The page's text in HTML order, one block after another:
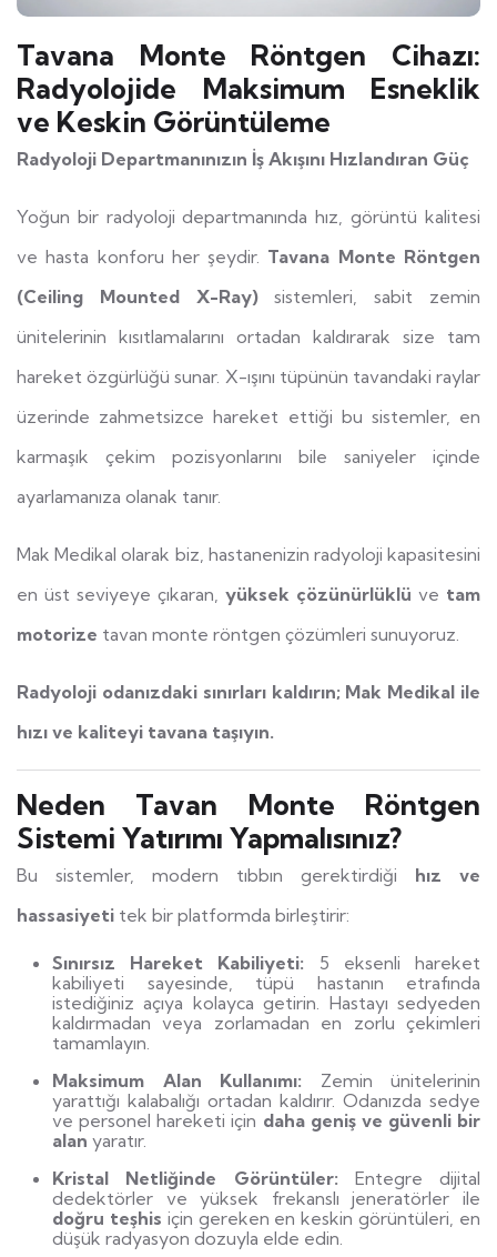
Tavana Monte Röntgen Cihazı:
Radyolojide Maksimum Esneklik
ve Keskin Görüntüleme
Radyoloji Departmanınızın İş Akışını Hızlandıran Güç
Yoğun bir radyoloji departmanında hız, görüntü kalitesi
ve hasta konforu her şeydir. Tavana Monte Röntgen
(Ceiling Mounted X-Ray)sistemleri, sabit zemin
ünitelerinin kısıtlamalarını ortadan kaldırarak size tam
hareket özgürlüğü sunar. X-ışını tüpünün tavandaki raylar
üzerinde zahmetsizce hareket ettiği bu sistemler, en
karmaşık çekim pozisyonlarını bile saniyeler içinde
ayarlamanıza olanak tanır.
Mak Medikal olarak biz, hastanenizin radyoloji kapasitesini
en üst seviyeye çıkaran, yüksek çözünürlüklü ve tam
motorize tavan monte röntgen çözümleri sunuyoruz.
Radyoloji odanızdaki sınırları kaldırın; Mak Medikal ile
hızı ve kaliteyi tavana taşıyın.
Neden Tavan Monte Röntgen
Sistemi Yatırımı Yapmalısınız?
Bu sistemler, modern tıbbın gerektirdiği hız ve
hassasiyeti tek bir platformda birleştirir:
Sınırsız Hareket Kabiliyeti: 5 eksenli hareket
kabiliyeti sayesinde, tüpü hastanın etrafında
istediğiniz açıya kolayca getirin. Hastayı sedyeden
kaldırmadan veya zorlamadan en zorlu çekimleri
tamamlayın.
Maksimum Alan Kullanımı: Zemin ünitelerinin
yarattığı kalabalığı ortadan kaldırır. Odanızda sedye
ve personel hareketi için daha geniş ve güvenli bir
alan yaratır.
Kristal Netliğinde Görüntüler: Entegre dijital
dedektörler ve yüksek frekanslı jeneratörler ile
doğru teşhis için gereken en keskin görüntüleri, en
düşük radyasyon dozuyla elde edin.